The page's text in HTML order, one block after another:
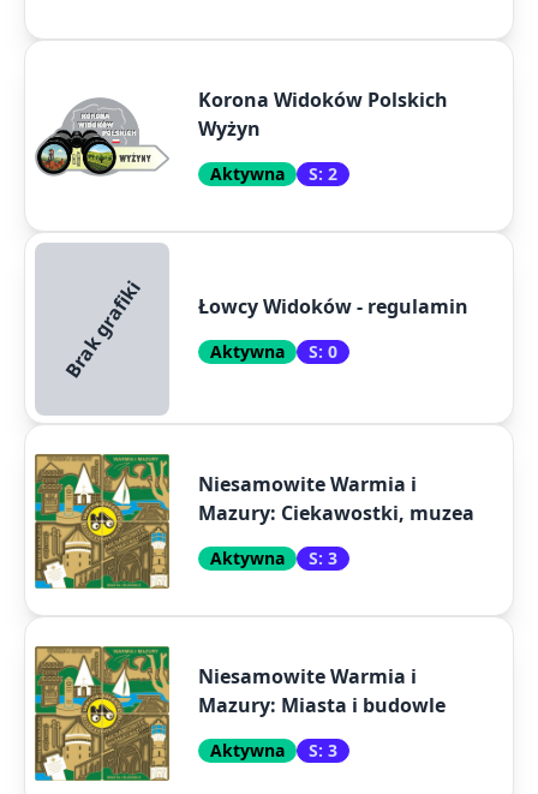
Korona Widoków Polskich
Wyżyn
Aktywna S: 2
Brak grafiki Łowcy Widoków - regulamin
Aktywna S: 0
Niesamowite Warmia i
Mazury: Ciekawostki, muzea
Aktywna S: 3
Niesamowite Warmia i
Mazury: Miasta i budowle
Aktywna S: 3